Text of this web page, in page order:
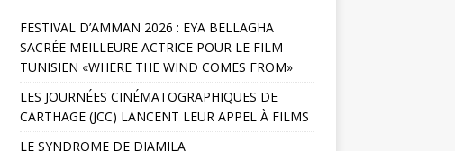
FESTIVAL D’AMMAN 2026 : EYA BELLAGHA
SACRÉE MEILLEURE ACTRICE POUR LE FILM
TUNISIEN «WHERE THE WIND COMES FROM»
LES JOURNÉES CINÉMATOGRAPHIQUES DE
CARTHAGE (JCC) LANCENT LEUR APPEL À FILMS
LE SYNDROME DE DJAMILA